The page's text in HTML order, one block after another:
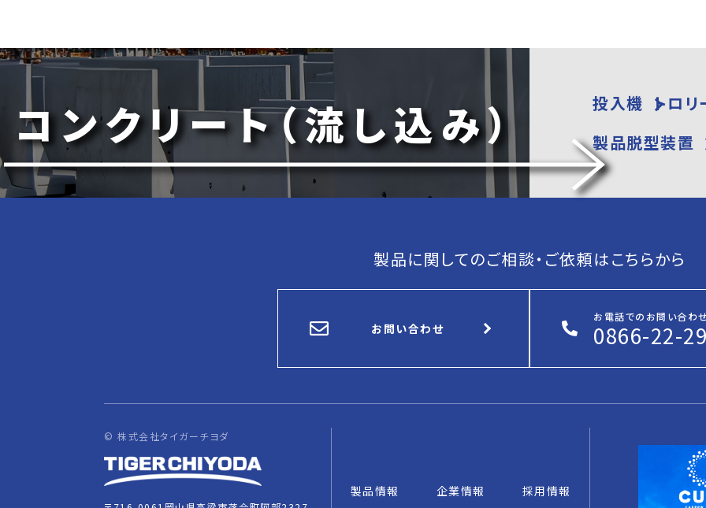
コンクリート（流し込み） 投入機 トロリ
製品脱型装置
製品に関してのご相談・ご依頼はこちらから
お問い合わせ
お電話でのお問い合わ
0866-22-
© 株式会社タイガーチヨダ
製品情報 企業情報 採用情報